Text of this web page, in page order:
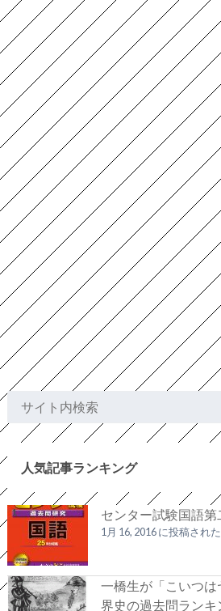
人気記事ランキング
センター試験国語
1月 16, 2016 に投稿された
一橋生が「こいつ
界史の過去問ランキ